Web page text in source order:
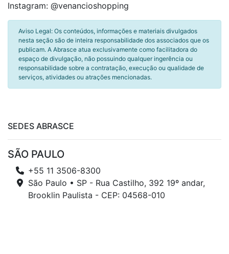
Instagram: @venancioshopping
Aviso Legal: Os conteúdos, informações e materiais divulgados
nesta seção são de inteira responsabilidade dos associados que os
publicam. A Abrasce atua exclusivamente como facilitadora do
espaço de divulgação, não possuindo qualquer ingerência ou
responsabilidade sobre a contratação, execução ou qualidade de
serviços, atividades ou atrações mencionadas.
SEDES ABRASCE
SÃO PAULO
+55 11 3506-8300
São Paulo • SP - Rua Castilho, 392 19º andar,
Brooklin Paulista - CEP: 04568-010